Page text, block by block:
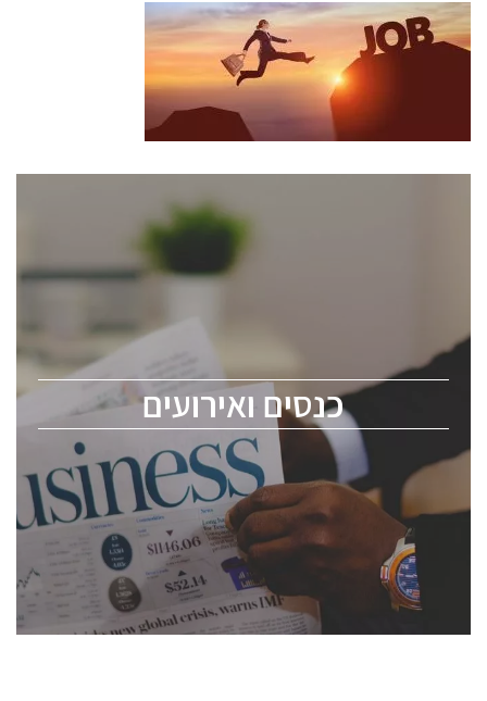
כנסים ואירועים
כנסים ואירועים
לכל העוסקים בתעשיית הסמיקונדקטור כולל מהנדסים,
ChipEx2026 will be held on May 12-13, 2026. The
conference is intended for everyone involved in the
semiconductor industry, including engineers,
professional experts, and senior executives.
לחץ לפרטים